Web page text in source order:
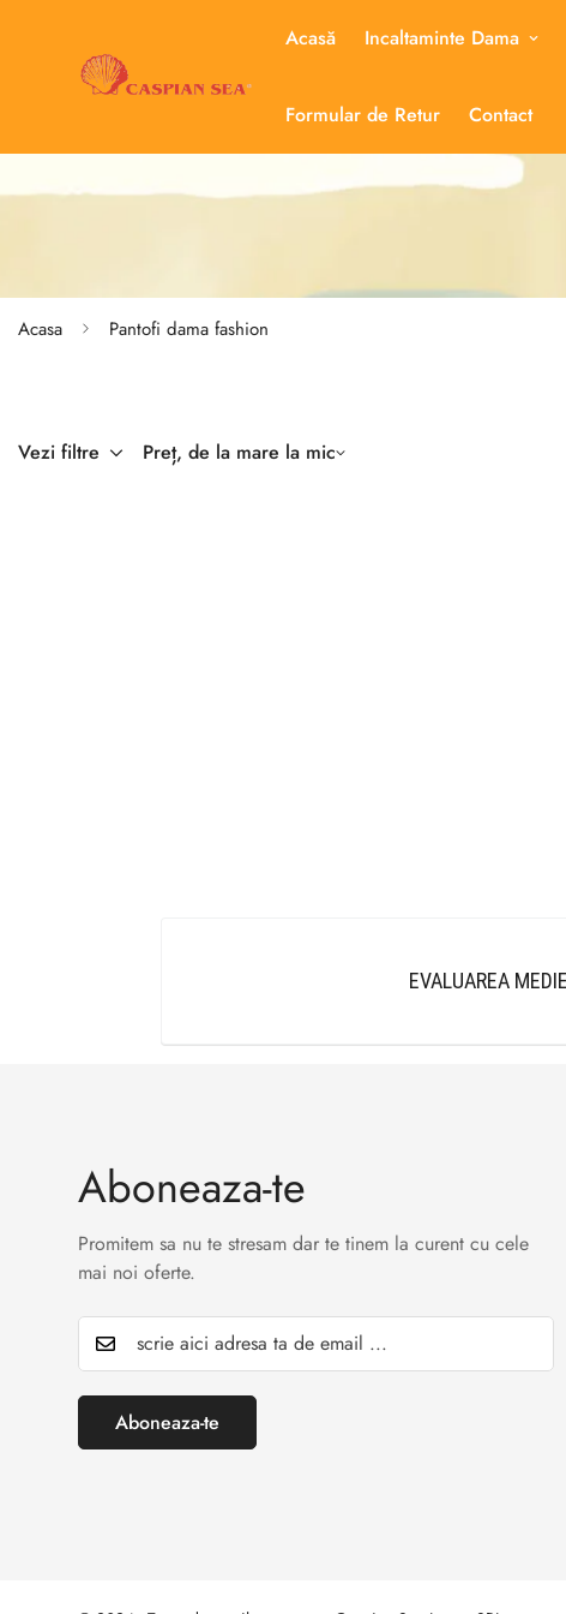
Acasă Incaltaminte Dama
Formular de Retur Contact
Acasa Pantofi dama fashion
Vezi filtre Preț, de la mare la mic
EVALUAREA
Aboneaza-te
Promitem sa nu te stresam dar te tinem la curent cu cele
mai noi oferte.
Aboneaza-te